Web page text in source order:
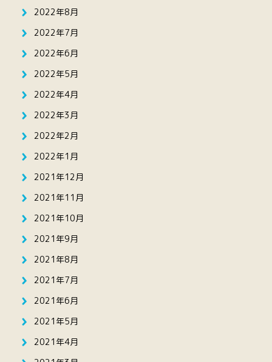
2022年8月
2022年7月
2022年6月
2022年5月
2022年4月
2022年3月
2022年2月
2022年1月
2021年12月
2021年11月
2021年10月
2021年9月
2021年8月
2021年7月
2021年6月
2021年5月
2021年4月